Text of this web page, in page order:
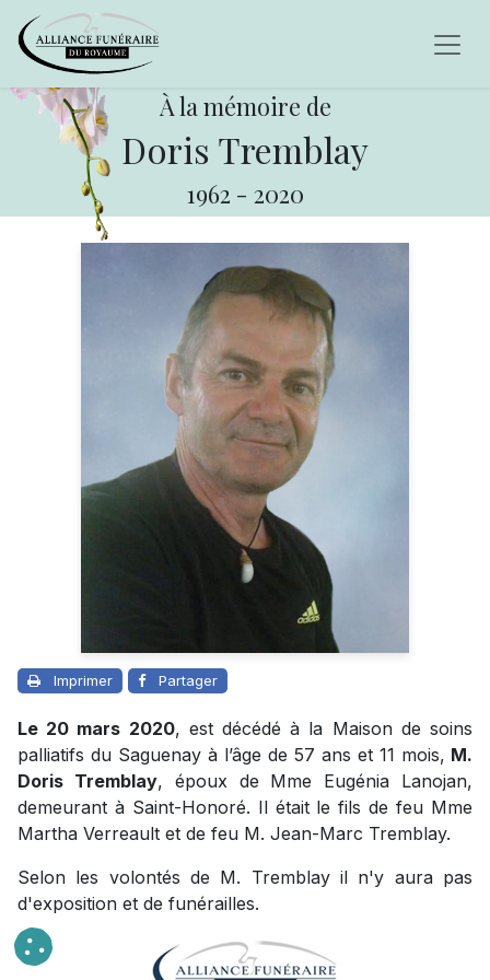
À la mémoire de
Doris Tremblay
1962 - 2020
Imprimer Partager
Le 20 mars 2020, est décédé à la Maison de soins
palliatifs du Saguenay à l’âge de 57 ans et 11 mois, M.
Doris Tremblay, époux de Mme Eugénia Lanojan,
demeurant à Saint-Honoré. Il était le fils de feu Mme
Martha Verreault et de feu M. Jean-Marc Tremblay.
Selon les volontés de M. Tremblay il n'y aura pas
d'exposition et de funérailles.